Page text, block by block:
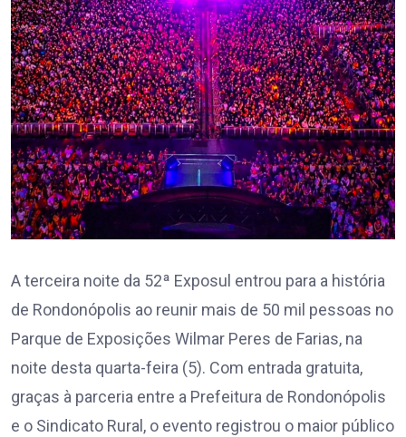
A terceira noite da 52ª Exposul entrou para a história
de Rondonópolis ao reunir mais de 50 mil pessoas no
Parque de Exposições Wilmar Peres de Farias, na
noite desta quarta-feira (5). Com entrada gratuita,
graças à parceria entre a Prefeitura de Rondonópolis
e o Sindicato Rural, o evento registrou o maior público